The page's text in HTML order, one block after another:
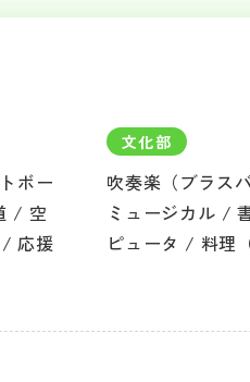
ボー
/ 空
応援
文化部
吹奏楽（ブラス
ミュージカル /
ピュータ / 料理